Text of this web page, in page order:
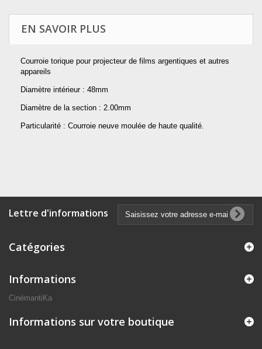
EN SAVOIR PLUS
Courroie torique pour projecteur de films argentiques et autres
appareils
Diamètre intérieur : 48mm
Diamètre de la section : 2.00mm
Particularité : Courroie neuve moulée de haute qualité.
Lettre d'informations
Catégories
Informations
CinémantiKa
Informations sur votre boutique